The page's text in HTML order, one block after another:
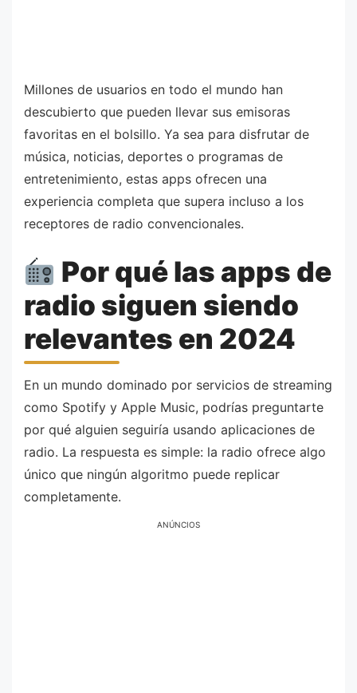
Millones de usuarios en todo el mundo han
descubierto que pueden llevar sus emisoras
favoritas en el bolsillo. Ya sea para disfrutar de
música, noticias, deportes o programas de
entretenimiento, estas apps ofrecen una
experiencia completa que supera incluso a los
receptores de radio convencionales.
Por qué las apps de
radio siguen siendo
relevantes en 2024
En un mundo dominado por servicios de streaming
como Spotify y Apple Music, podrías preguntarte
por qué alguien seguiría usando aplicaciones de
radio. La respuesta es simple: la radio ofrece algo
único que ningún algoritmo puede replicar
completamente.
ANÚNCIOS